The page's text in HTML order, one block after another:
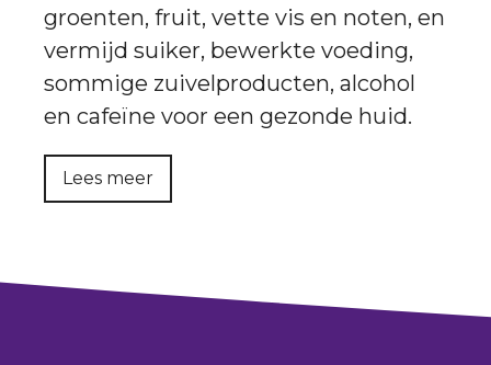
groenten, fruit, vette vis en noten, en
vermijd suiker, bewerkte voeding,
sommige zuivelproducten, alcohol
en cafeïne voor een gezonde huid.
Lees meer